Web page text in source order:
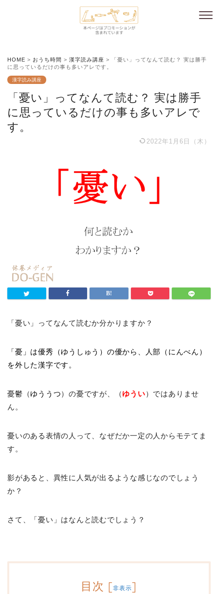
HOME > おうち時間 > 漢字読み講座 >
「憂い」ってなんて読む？ 実は勝手
に思っているだけの事も多いアレです。
漢字読み講座
「憂い」ってなんて読む？ 実は勝手
に思っているだけの事も多いアレで
す。
2022年1月6日（木）
「憂い」ってなんて読むか分かりますか？
「憂」は優秀（ゆうしゅう）の優から、人部（にんべん）
を外した漢字です。
憂鬱（ゆううつ）の憂ですが、（ゆうい）ではありませ
ん。
憂いのある表情の人って、なぜだか一定の人からモテてま
す。
影があると、異性に人気が出るような感じなのでしょう
か？
さて、「憂い」はなんと読むでしょう？
目次 [非表示]